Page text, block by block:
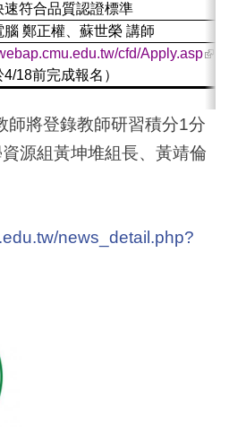
速符合品質認證標準
腦 鄭正權、蘇世榮 講師
cfd/Apply.asp
4/18前完成報名）
師將登錄教師研習積分1分
源組黃坤堆組長、黃靖倫
news_detail.php?